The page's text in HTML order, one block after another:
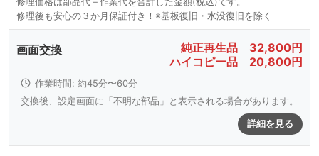
画面交換
純正再生品 32,800円
ハイコピー品 20,800円
作業時間: 約45分〜60分
交換後、設定画面に「不明な部品」と表示される場合があります。
詳細を見る